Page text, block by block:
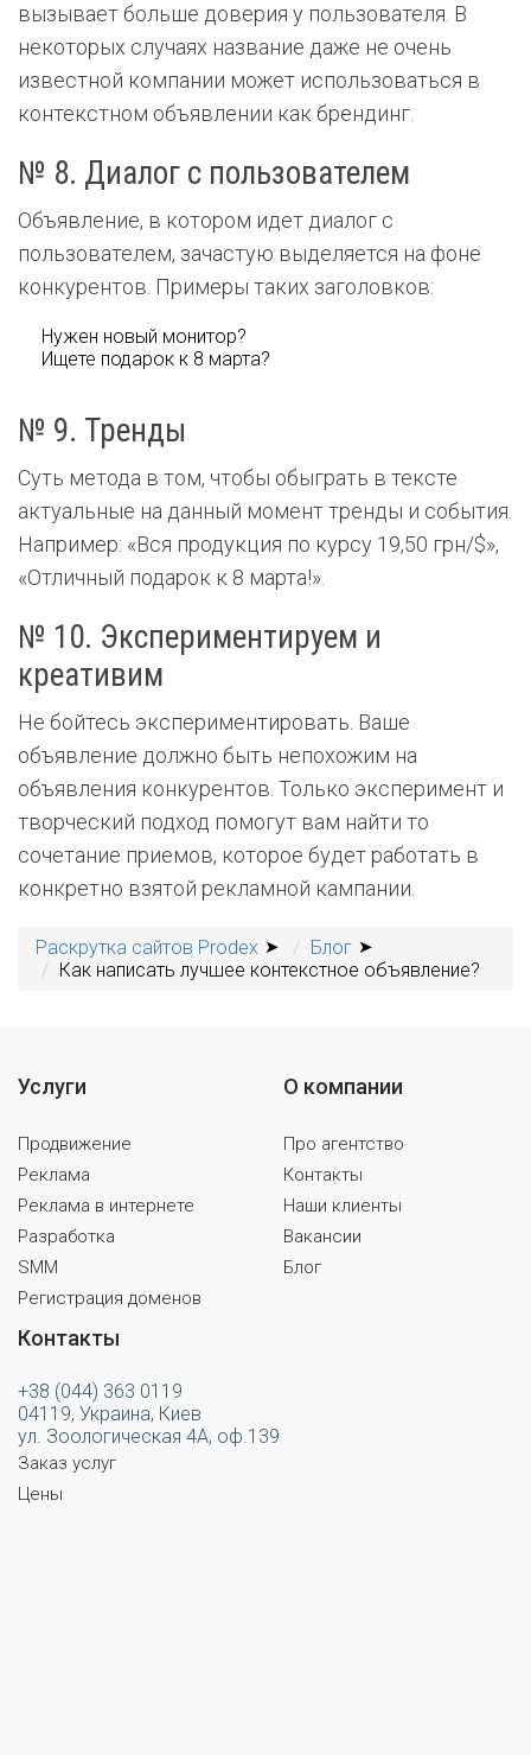
вызывает больше доверия у пользователя. В
некоторых случаях название даже не очень
известной компании может использоваться в
контекстном объявлении как брендинг.
№ 8. Диалог с пользователем
Объявление, в котором идет диалог с
пользователем, зачастую выделяется на фоне
конкурентов. Примеры таких заголовков:
Нужен новый монитор?
Ищете подарок к 8 марта?
№ 9. Тренды
Суть метода в том, чтобы обыграть в тексте
актуальные на данный момент тренды и события.
Например: «Вся продукция по курсу 19,50 грн/$»,
«Отличный подарок к 8 марта!».
№ 10. Экспериментируем и
креативим
Не бойтесь экспериментировать. Ваше
объявление должно быть непохожим на
объявления конкурентов. Только эксперимент и
творческий подход помогут вам найти то
сочетание приемов, которое будет работать в
конкретно взятой рекламной кампании.
Раскрутка сайтов Prodex
Блог
Как написать лучшее контекстное объявление?
Услуги
Продвижение
Реклама
Реклама в интернете
Разработка
SMM
Регистрация доменов
О компании
Про агентство
Контакты
Наши клиенты
Вакансии
Блог
Контакты
+38 (044) 363 0119
04119, Украина, Киев
ул. Зоологическая 4А, оф.139
Заказ услуг
Цены